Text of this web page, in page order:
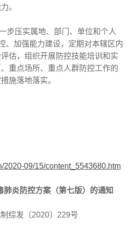
。
步压实属地、部门、单位和个人
、加强能力建设，定期对本辖区内
估，组织开展防控技能培训和实
重点场所、重点人群防控工作的
施落地落实。
2020-09/15/content_5543680.htm
肺炎防控方案（第七版）的通知
综发〔2020〕229号